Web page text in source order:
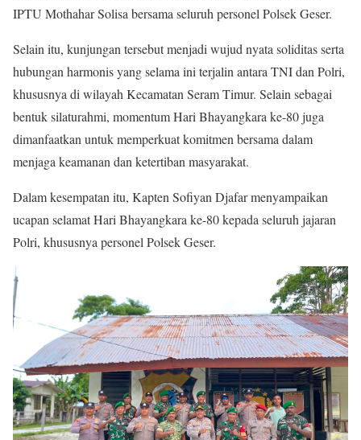
IPTU Mothahar Solisa bersama seluruh personel Polsek Geser.
Selain itu, kunjungan tersebut menjadi wujud nyata soliditas serta
hubungan harmonis yang selama ini terjalin antara TNI dan Polri,
khususnya di wilayah Kecamatan Seram Timur. Selain sebagai
bentuk silaturahmi, momentum Hari Bhayangkara ke-80 juga
dimanfaatkan untuk memperkuat komitmen bersama dalam
menjaga keamanan dan ketertiban masyarakat.
Dalam kesempatan itu, Kapten Sofiyan Djafar menyampaikan
ucapan selamat Hari Bhayangkara ke-80 kepada seluruh jajaran
Polri, khususnya personel Polsek Geser.